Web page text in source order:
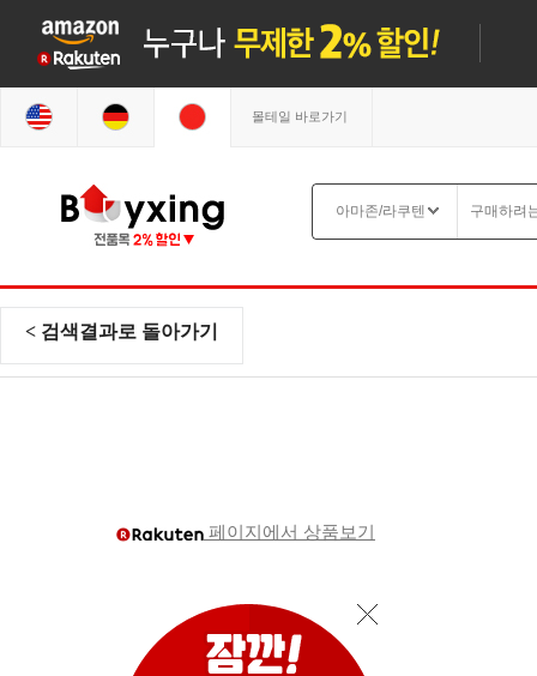
몰테일 바로가기
< 검색결과로 돌아가기
페이지에서 상품보기